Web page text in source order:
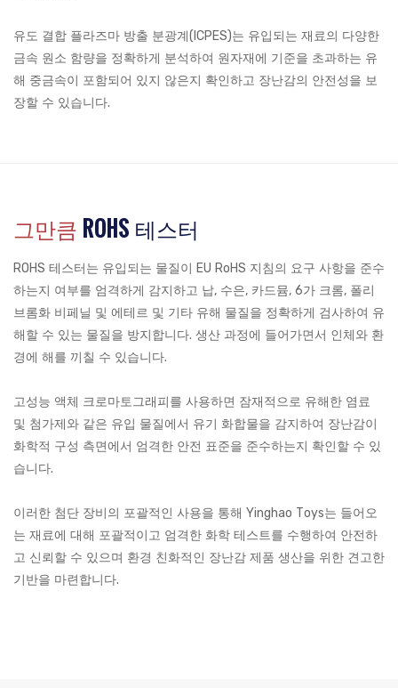
유도 결합 플라즈마 방출 분광계(ICPES)는 유입되는 재료의 다양한
금속 원소 함량을 정확하게 분석하여 원자재에 기준을 초과하는 유
해 중금속이 포함되어 있지 않은지 확인하고 장난감의 안전성을 보
장할 수 있습니다.
그만큼 ROHS 테스터
ROHS 테스터는 유입되는 물질이 EU RoHS 지침의 요구 사항을 준수
하는지 여부를 엄격하게 감지하고 납, 수은, 카드뮴, 6가 크롬, 폴리
브롬화 비페닐 및 에테르 및 기타 유해 물질을 정확하게 검사하여 유
해할 수 있는 물질을 방지합니다. 생산 과정에 들어가면서 인체와 환
경에 해를 끼칠 수 있습니다.
고성능 액체 크로마토그래피를 사용하면 잠재적으로 유해한 염료
및 첨가제와 같은 유입 물질에서 유기 화합물을 감지하여 장난감이
화학적 구성 측면에서 엄격한 안전 표준을 준수하는지 확인할 수 있
습니다.
이러한 첨단 장비의 포괄적인 사용을 통해 Yinghao Toys는 들어오
는 재료에 대해 포괄적이고 엄격한 화학 테스트를 수행하여 안전하
고 신뢰할 수 있으며 환경 친화적인 장난감 제품 생산을 위한 견고한
기반을 마련합니다.